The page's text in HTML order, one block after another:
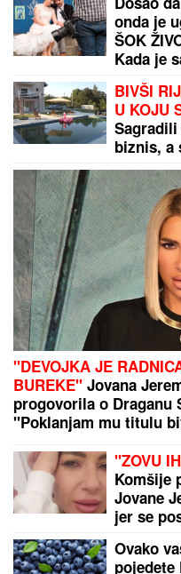
"Voleo
Filipa
joj javno
ŠOK U
Holand
kako su
kako je
OGLASILA SE TANJA
BOLJE PREKINULA
znači", čim je shvatila
KONTROLI morala da